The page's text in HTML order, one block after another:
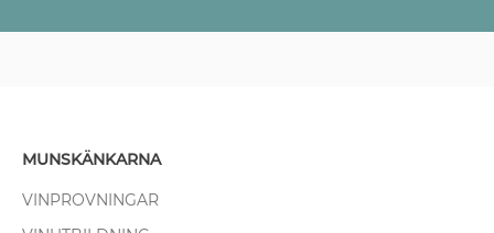
MUNSKÄNKARNA
VINPROVNINGAR